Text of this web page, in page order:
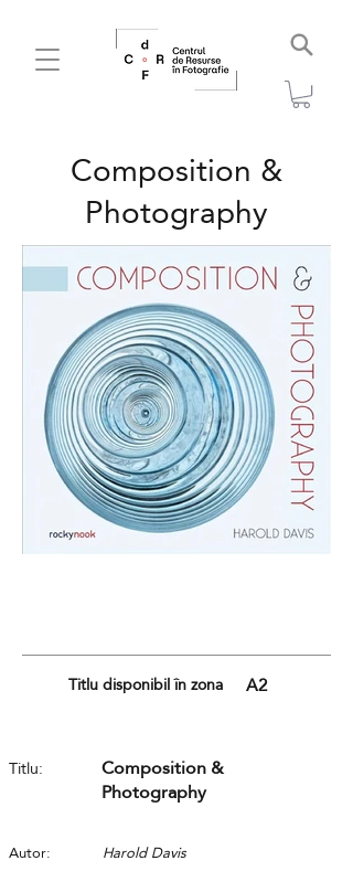
Composition &
Photography
Titlu disponibil în zona A2
Titlu:
Composition &
Photography
Autor:
Harold Davis